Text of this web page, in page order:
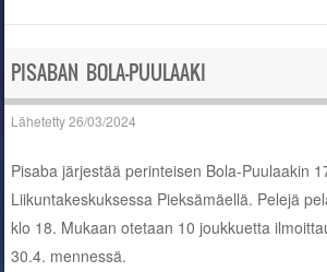
PISABAN BOLA-PUULAAKI
Lähetetty26/03/2024
Pisaba järjestää perinteisen Bola-Puulaakin
Liikuntakeskuksessa Pieksämäellä. Pelejä
klo 18. Mukaan otetaan 10 joukkuetta
30.4. mennessä.